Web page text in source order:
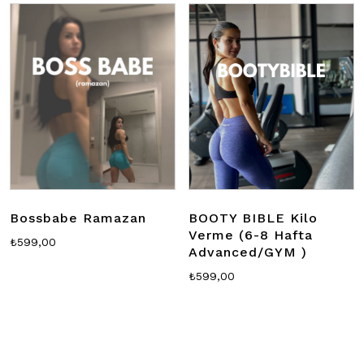
Bossbabe Ramazan
₺599,00
BOOTY BIBLE Kilo
Verme (6-8 Hafta
Advanced/GYM )
₺599,00